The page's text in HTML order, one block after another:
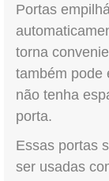
Portas
torna
também pode
não tenha
porta.
Essas portas
ser usadas